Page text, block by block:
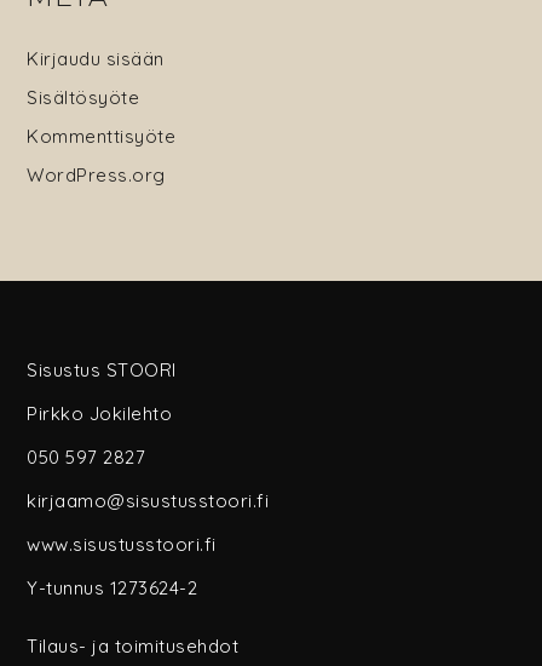
Kirjaudu sisään
Sisältösyöte
Kommenttisyöte
WordPress.org
Sisustus STOORI
Pirkko Jokilehto
050 597 2827
kirjaamo@sisustusstoori.fi
www.sisustusstoori.fi
Y-tunnus 1273624-2
Tilaus- ja toimitusehdot